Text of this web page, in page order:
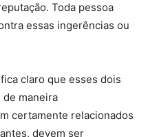
Toda pessoa
essas ingerências ou
claro que esses dois
maneira
certamente relacionados
devem ser